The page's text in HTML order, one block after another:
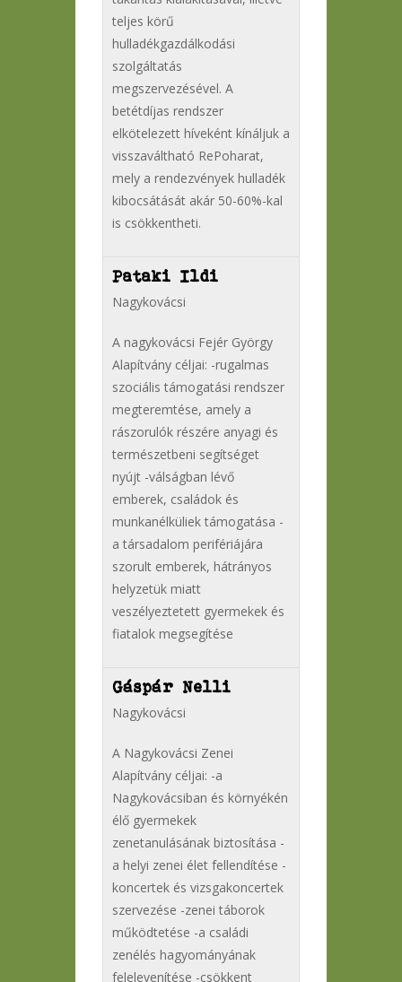
teljes körű
hulladékgazdálkodási
szolgáltatás
megszervezésével. A
betétdíjas rendszer
elkötelezett híveként kínáljuk a
visszaváltható RePoharat,
mely a rendezvények hulladék
kibocsátását akár 50-60%-kal
is csökkentheti.
Pataki Ildi
Nagykovácsi
A nagykovácsi Fejér György
Alapítvány céljai: -rugalmas
szociális támogatási rendszer
megteremtése, amely a
rászorulók részére anyagi és
természetbeni segítséget
nyújt -válságban lévő
emberek, családok és
munkanélküliek támogatása -
a társadalom perifériájára
szorult emberek, hátrányos
helyzetük miatt
veszélyeztetett gyermekek és
fiatalok megsegítése
Gáspár Nelli
Nagykovácsi
A Nagykovácsi Zenei
Alapítvány céljai: -a
Nagykovácsiban és környékén
élő gyermekek
zenetanulásának biztosítása -
a helyi zenei élet fellendítése -
koncertek és vizsgakoncertek
szervezése -zenei táborok
működtetése -a családi
zenélés hagyományának
felelevenítése -csökkent